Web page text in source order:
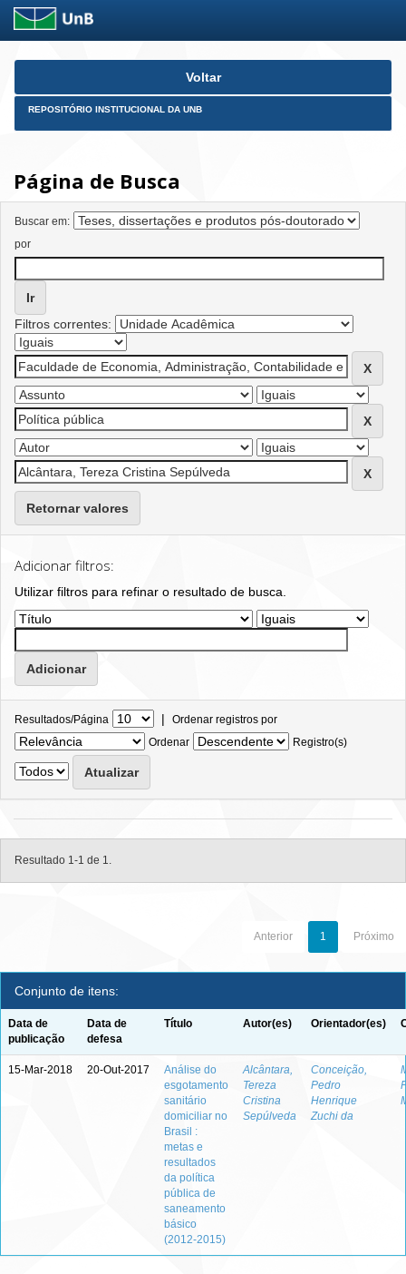
Skip
Voltar
REPOSITÓRIO INSTITUCIONAL DA UNB
Página de Busca
Buscar em:
por
Filtros correntes:
Retornar valores
Adicionar filtros:
Utilizar filtros para refinar o resultado de busca.
Resultados/Página | Ordenar registros por
Ordenar
Registro(s)
Resultado 1-1 de 1.
Anterior 1 Próximo
Conjunto de itens:
Data de
publicação
Data de
defesa
Título Autor(es) Orientador(es)
15-Mar-2018 20-Out-2017
Análise do
esgotamento
sanitário
domiciliar no
Brasil :
metas e
resultados
da política
pública de
saneamento
básico
(2012-2015)
Alcântara,
Tereza
Cristina
Sepúlveda
Conceição,
Pedro
Henrique
Zuchi da